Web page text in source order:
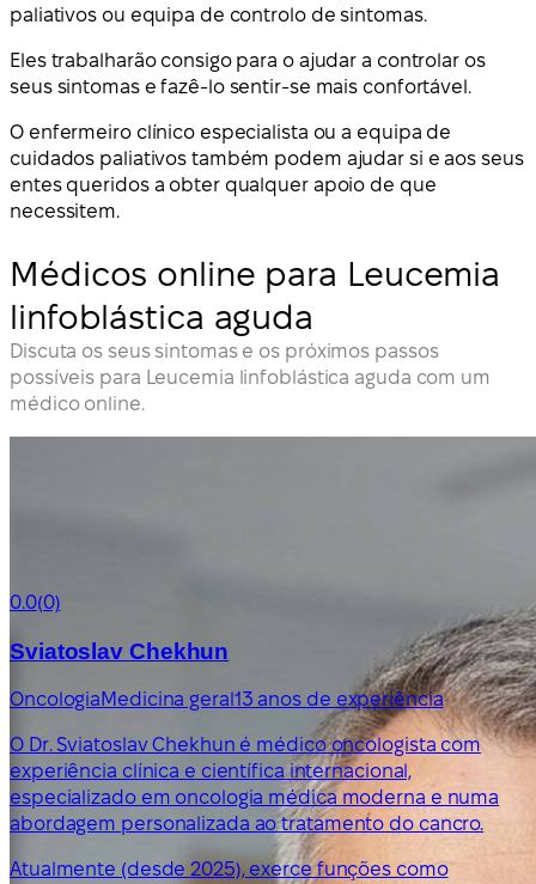
paliativos ou equipa de controlo de sintomas.
Eles trabalharão consigo para o ajudar a controlar os
seus sintomas e fazê-lo sentir-se mais confortável.
O enfermeiro clínico especialista ou a equipa de
cuidados paliativos também podem ajudar si e aos seus
entes queridos a obter qualquer apoio de que
necessitem.
Médicos online para Leucemia
linfoblástica aguda
Discuta os seus sintomas e os próximos passos
possíveis para Leucemia linfoblástica aguda com um
médico online.
0.0(0)
Sviatoslav Chekhun
Oncologia Medicina geral13 anos de experiência
O Dr. Sviatoslav Chekhun é médico oncologista com
experiência clínica e científica internacional,
especializado em oncologia médica moderna e numa
abordagem personalizada ao tratamento do cancro.
Atualmente (desde 2025), exerce funções como